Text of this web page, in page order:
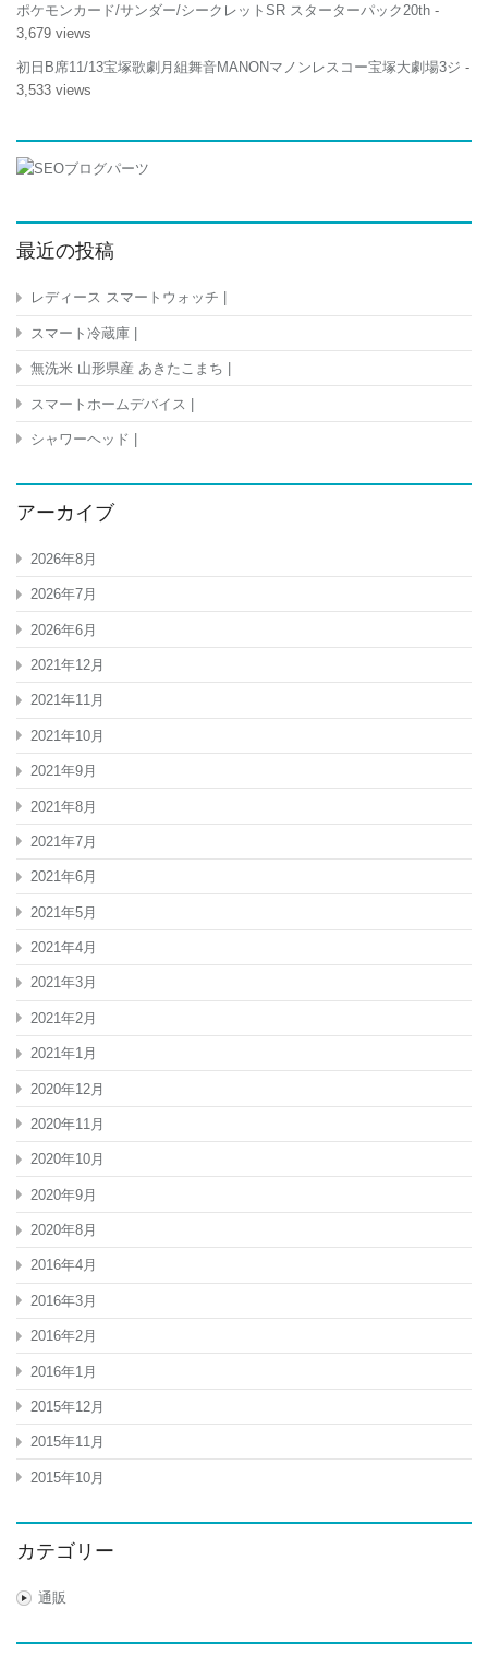
ポケモンカード/サンダー/シークレットSR スターターパック20th -
3,679 views
初日B席11/13宝塚歌劇月組舞音MANONマノンレスコー宝塚大劇場3ジ -
3,533 views
最近の投稿
レディース スマートウォッチ |
スマート冷蔵庫 |
無洗米 山形県産 あきたこまち |
スマートホームデバイス |
シャワーヘッド |
アーカイブ
2026年8月
2026年7月
2026年6月
2021年12月
2021年11月
2021年10月
2021年9月
2021年8月
2021年7月
2021年6月
2021年5月
2021年4月
2021年3月
2021年2月
2021年1月
2020年12月
2020年11月
2020年10月
2020年9月
2020年8月
2016年4月
2016年3月
2016年2月
2016年1月
2015年12月
2015年11月
2015年10月
カテゴリー
通販